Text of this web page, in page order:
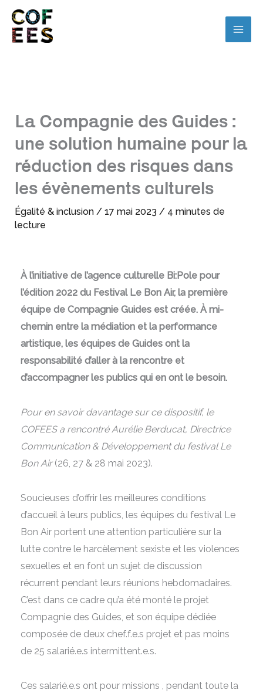
La Compagnie des Guides :
une solution humaine pour la
réduction des risques dans
les évènements culturels
Égalité & inclusion/ 17 mai 2023 / 4 minutes de
lecture
À l’initiative de l’agence culturelle Bi:Pole pour
l’édition 2022 du Festival Le Bon Air, la première
équipe de Compagnie Guides est créée. À mi-
chemin entre la médiation et la performance
artistique, les équipes de Guides ont la
responsabilité d’aller à la rencontre et
d’accompagner les publics qui en ont le besoin.
Pour en savoir davantage sur ce dispositif, le
COFEES a rencontré Aurélie Berducat, Directrice
Communication & Développement du festival Le
Bon Air(26, 27 & 28 mai 2023).
Soucieuses d’offrir les meilleures conditions
d’accueil à leurs publics, les équipes du festival Le
Bon Air portent une attention particulière sur la
lutte contre le harcèlement sexiste et les violences
sexuelles et en font un sujet de discussion
récurrent pendant leurs réunions hebdomadaires.
C’est dans ce cadre qu’a été monté le projet
Compagnie des Guides, et son équipe dédiée
composée de deux chef.f.e.s projet et pas moins
de 25 salarié.e.s intermittent.e.s.
Ces salarié.e.s ont pour missions , pendant toute la